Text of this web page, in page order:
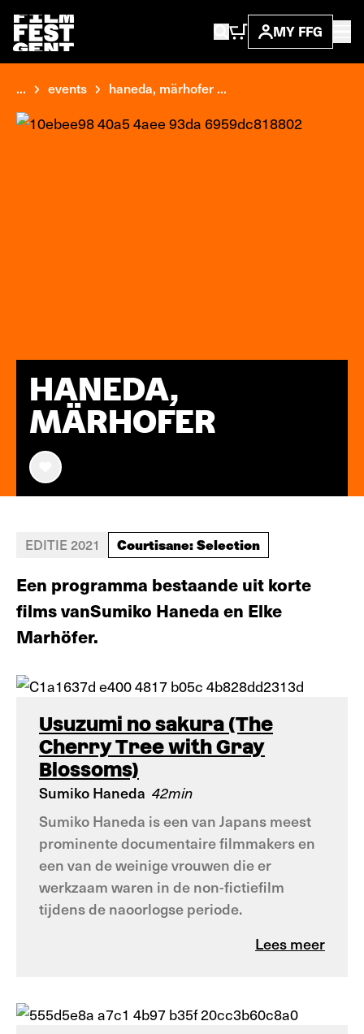
MY FFG
... events haneda, märhofer ...
HANEDA,
MÄRHOFER
EDITIE 2021 Courtisane: Selection
Een programma bestaande uit korte
films vanSumiko Haneda en Elke
Marhöfer.
Usuzumi no sakura (The
Cherry Tree with Gray
Blossoms)
Sumiko Haneda 42min
Sumiko Haneda is een van Japans meest
prominente documentaire filmmakers en
een van de weinige vrouwen die er
werkzaam waren in de non-fictiefilm
tijdens de naoorlogse periode.
Lees meer